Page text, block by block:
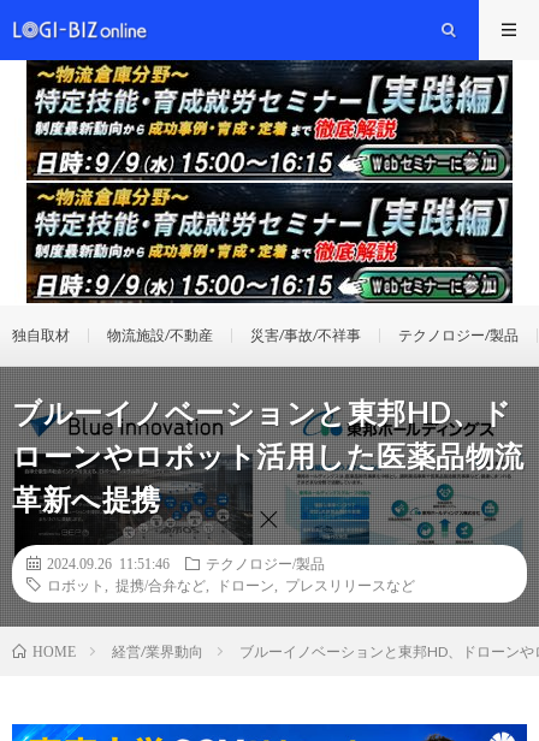
独自取材 物流施設/不動産 災害/事故/不祥事 テクノロジー/製品
ブルーイノベーションと東邦HD、ド
ローンやロボット活用した医薬品物流
革新へ提携
2024.09.26 11:51:46
テクノロジー/製品
ロボット
提携/合弁など ドローン プレスリリースなど
HOME 経営/業界動向 ブルーイノベーションと東邦HD、ドローン